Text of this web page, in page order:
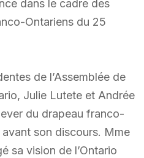
dans le cadre des
Ontariens du 25
de l’Assemblée de
Julie Lutete et Andrée
du drapeau franco-
son discours. Mme
sa vision de l’Ontario